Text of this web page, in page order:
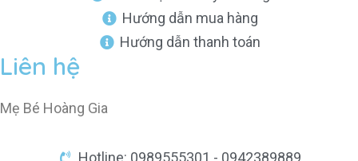
Hướng dẫn mua hàng
Hướng dẫn thanh toán
Liên hệ
Mẹ Bé Hoàng Gia
Hotline: 0989555301 - 0942389889